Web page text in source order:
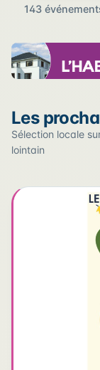
143
Cliquez sur un
en accueillent
+
Les
Sélection locale
lointain